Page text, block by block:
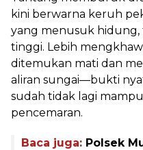
kini berwarna keruh
yang menusuk
tinggi. Lebih
ditemukan mati dan
aliran sungai—bukti
sudah tidak lagi
pencemaran.
Baca juga: Polsek